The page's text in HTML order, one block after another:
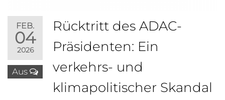
FEB.
04
2026
Aus
Rücktritt des ADAC-
Präsidenten: Ein
verkehrs- und
klimapolitischer Skandal